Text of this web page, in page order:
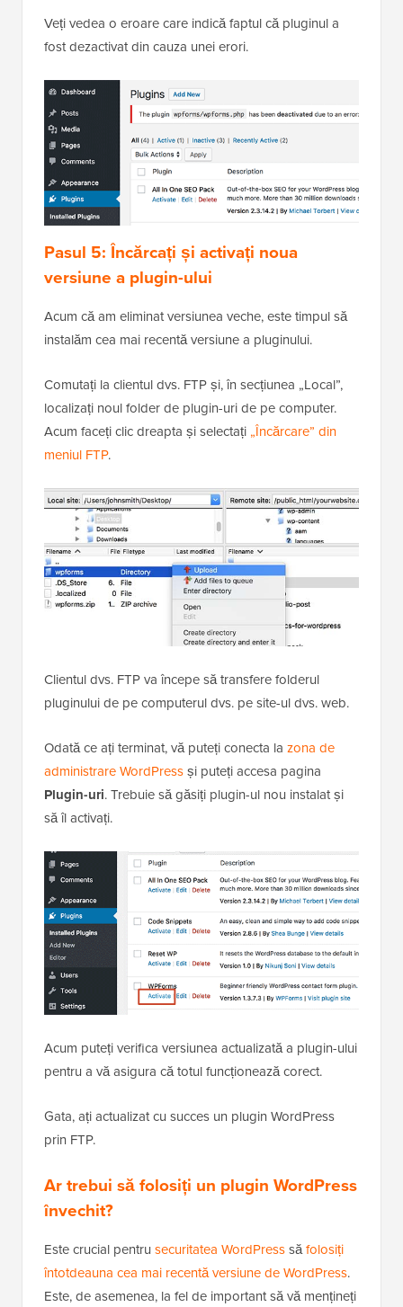
Veți vedea o eroare care indică faptul că pluginul a
fost dezactivat din cauza unei erori.
Pasul 5: Încărcați și activați noua
versiune a plugin-ului
Acum că am eliminat versiunea veche, este timpul să
instalăm cea mai recentă versiune a pluginului.
Comutați la clientul dvs. FTP și, în secțiunea „Local”,
localizați noul folder de plugin-uri de pe computer.
Acum faceți clic dreapta și selectați „Încărcare” din
meniul FTP.
Clientul dvs. FTP va începe să transfere folderul
pluginului de pe computerul dvs. pe site-ul dvs. web.
Odată ce ați terminat, vă puteți conecta la zona de
administrare WordPressși puteți accesa pagina
Plugin-uri. Trebuie să găsiți plugin-ul nou instalat și
să îl activați.
Acum puteți verifica versiunea actualizată a plugin-ului
pentru a vă asigura că totul funcționează corect.
Gata, ați actualizat cu succes un plugin WordPress
prin FTP.
Ar trebui să folosiți un plugin WordPress
învechit?
Este crucial pentru securitatea WordPresssăfolosiți
întotdeauna cea mai recentă versiune de WordPress.
Este, de asemenea, la fel de important să vă mențineți